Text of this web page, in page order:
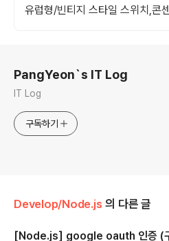
유럽형/빈티지 스타일 스위치,콘
PangYeon`s IT Log
IT Log
구독하기
Develop/Node.js 의 다른 글
[Node.js] google oauth 인증 (